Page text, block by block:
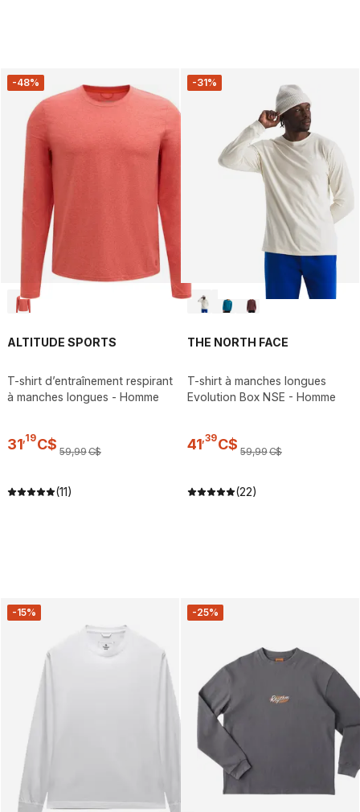
-48%
ALTITUDE SPORTS
T-shirt d’entraînement respirant
à manches longues - Homme
31 19C$ 59,99C$
(11)
-31%
THE NORTH FACE
T-shirt à manches longues
Evolution Box NSE - Homme
41 39C$ 59,99C$
(22)
-15% -25%